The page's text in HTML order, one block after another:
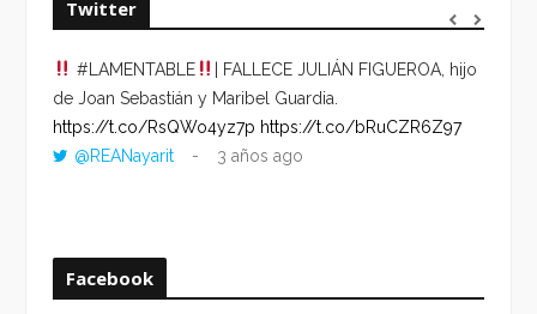
Twitter
#LAMENTABLE
| FALLECE JULIÁN FIGUEROA, hijo
de Joan Sebastián y Maribel Guardia.
https://t.co/RsQWo4yz7p https://t.co/bRuCZR6Z97
@REANayarit
3 años ago
Facebook